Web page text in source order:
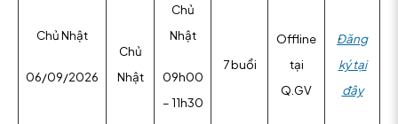
Chủ Nhật
06/09/2026
Chủ
Nhật
Chủ
Nhật
09h00
– 11h30
7 buổi
Offline
tại
Q.GV
Đăng
ký tại
đây